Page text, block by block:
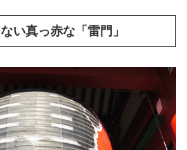
い真っ赤な「雷門」